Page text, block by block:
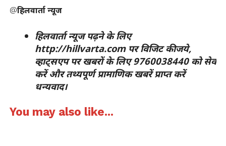
@हिलवार्ता न्यूज
हिलवार्ता न्यूज पढ़ने के लिए
http://hillvarta.com पर विजिट कीजये,
व्हाट्सएप पर खबरों के लिए 9760038440 को सेव
करें और तथ्यपूर्ण प्रामाणिक खबरें प्राप्त करें
धन्यवाद।
You may also like...